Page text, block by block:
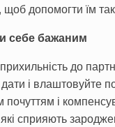
допомогти їм
себе бажаним
до
і влаштовуйте
і
сприяють